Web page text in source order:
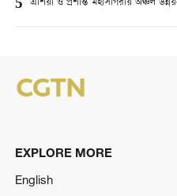
5
EXPLORE MORE
English